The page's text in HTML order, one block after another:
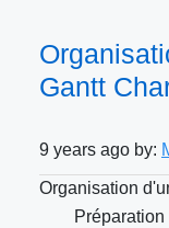
Gantt
9 years ago by:
Organisation
Préparation